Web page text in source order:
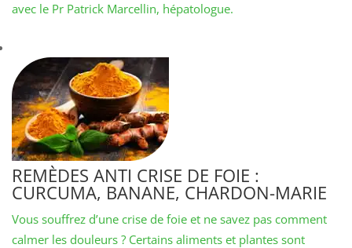
avec le Pr Patrick Marcellin, hépatologue.
REMÈDES ANTI CRISE DE FOIE :
CURCUMA, BANANE, CHARDON-MARIE
Vous souffrez d’une crise de foie et ne savez pas comment
calmer les douleurs ? Certains aliments et plantes sont